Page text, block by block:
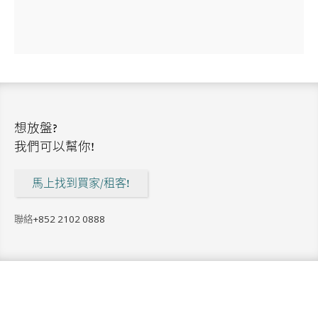
想放盤?
我們可以幫你!
馬上找到買家/租客!
聯絡+852 2102 0888